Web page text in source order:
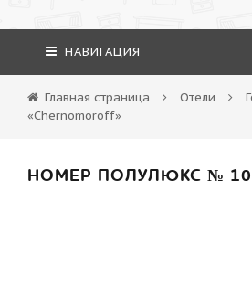
НАВИГАЦИЯ
Главная страница Отели
«Chernomoroff»
НОМЕР ПОЛУЛЮКС № 10